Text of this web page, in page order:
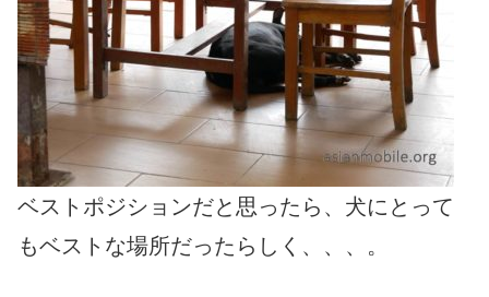
ベストポジションだと思ったら、犬にとって
もベストな場所だったらしく、、、。